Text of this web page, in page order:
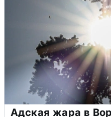
Адская жара в